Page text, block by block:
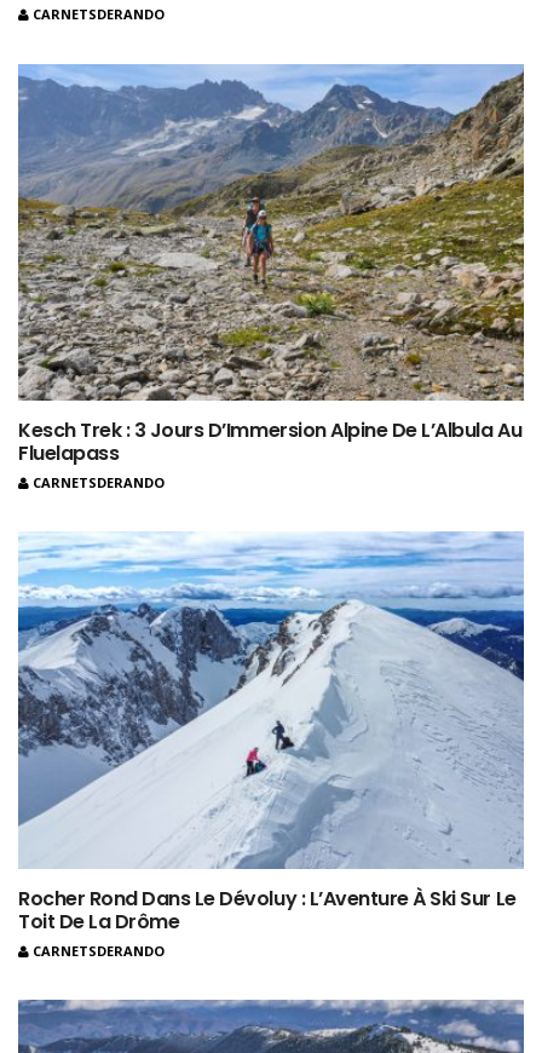
CARNETSDERANDO
Kesch Trek : 3 Jours D’Immersion Alpine De L’Albula Au
Fluelapass
CARNETSDERANDO
Rocher Rond Dans Le Dévoluy : L’Aventure À Ski Sur Le
Toit De La Drôme
CARNETSDERANDO